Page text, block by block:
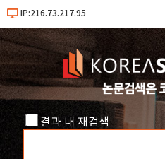
IP:216.73.217.95
결과 내 재검색